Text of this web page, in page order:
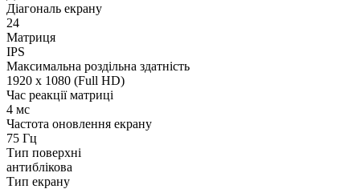
Діагональ екрану
24
Матриця
IPS
Максимальна роздільна здатність
1920 x 1080 (Full HD)
Час реакції матриці
4 мс
Частота оновлення екрану
75 Гц
Тип поверхні
антиблікова
Тип екрану